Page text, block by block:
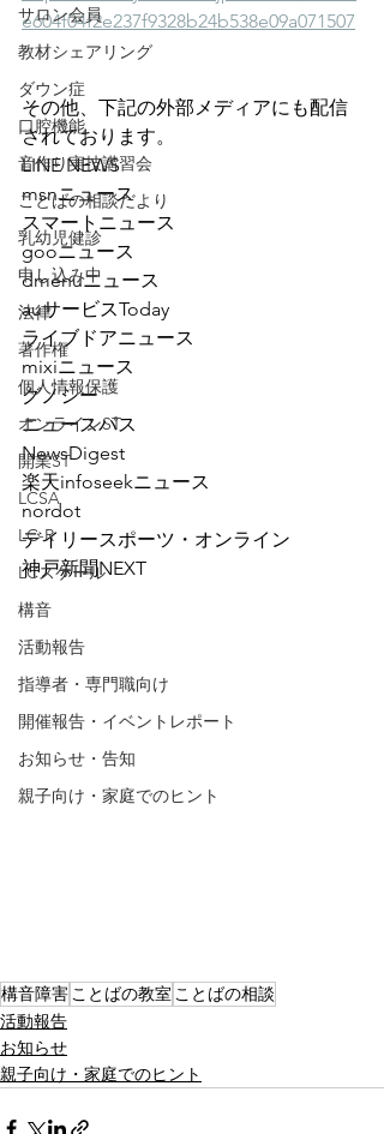
サロン会員
教材シェアリング
ダウン症
口腔機能
音作り実技講習会
ことばの相談だより
乳幼児健診
申し込み中
法律
著作権
個人情報保護
オンラインST
開業ST
LCSA
LC-R
LCスケール
構音
活動報告
指導者・専門職向け
開催報告・イベントレポート
お知らせ・告知
親子向け・家庭でのヒント
e604f04f2e237f9328b24b538e09a071507
その他、下記の外部メディアにも配信
されております。
LINE NEWS
msnニュース
スマートニュース
gooニュース
dmenuニュース
auサービスToday
ライブドアニュース
mixiニュース
グノシー
ニュースパス
NewsDigest
楽天infoseekニュース
nordot
デイリースポーツ・オンライン
神戸新聞NEXT
構音障害ことばの教室 ことばの相談
活動報告
お知らせ
親子向け・家庭でのヒント